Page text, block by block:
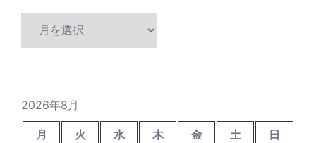
2026年8月
月 火 水 木 金 土
日